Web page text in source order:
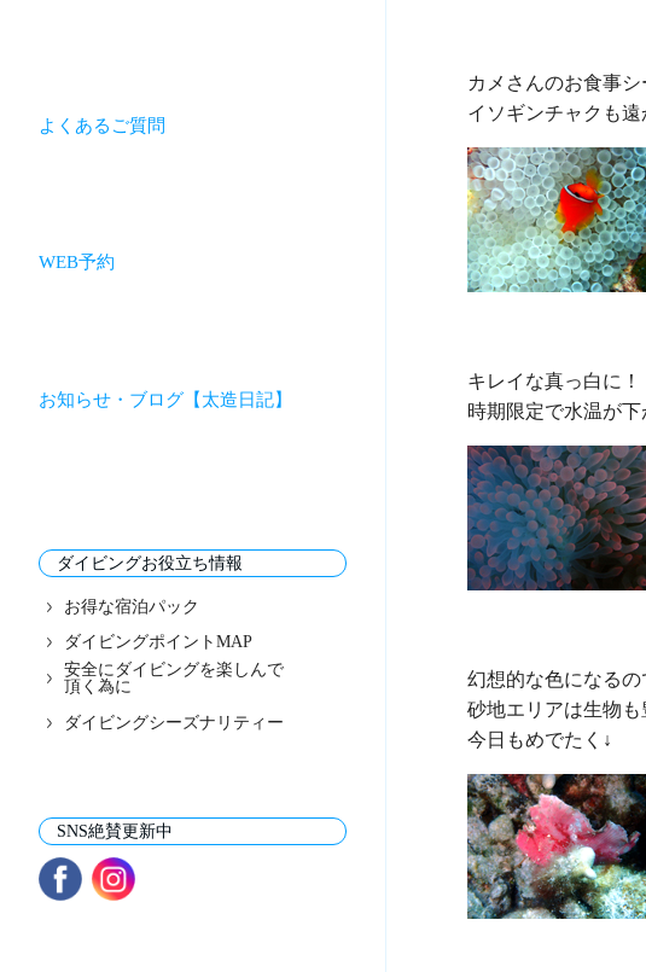
よくあるご質問
WEB予約
お知らせ・ブログ【太造日記】
ダイビングお役立ち情報
お得な宿泊パック
ダイビングポイントMAP
安全にダイビングを楽しんで
頂く為に
ダイビングシーズナリティー
SNS絶賛更新中
カメさんのお食事シ
キレイな真っ白に！
幻想的な色になるの
砂地エリアは生物も